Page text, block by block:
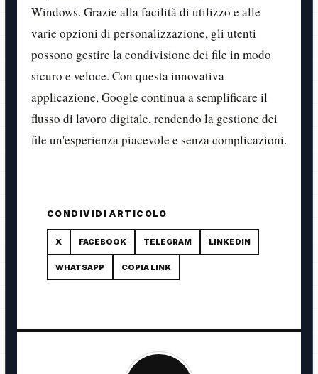
Windows. Grazie alla facilità di utilizzo e alle
varie opzioni di personalizzazione, gli utenti
possono gestire la condivisione dei file in modo
sicuro e veloce. Con questa innovativa
applicazione, Google continua a semplificare il
flusso di lavoro digitale, rendendo la gestione dei
file un'esperienza piacevole e senza complicazioni.
CONDIVIDI ARTICOLO
X FACEBOOK TELEGRAM LINKEDIN
WHATSAPP COPIA LINK